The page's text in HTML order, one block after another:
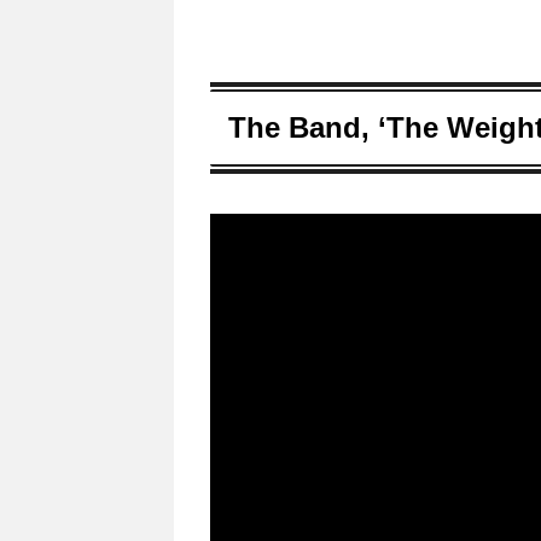
The Band, ‘The